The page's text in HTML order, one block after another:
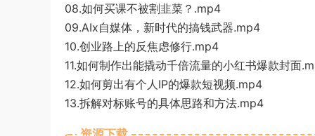
08.如何买课不被割韭菜？.mp4
09.AIx自媒体，新时代的搞钱武器.mp4
10.创业路上的反焦虑修行.mp4
11.如何制作出能撬动千倍流量的小红书爆款封面
12.如何剪出有个人IP的爆款短视频.mp4
13.拆解对标账号的具体思路和方法.mp4